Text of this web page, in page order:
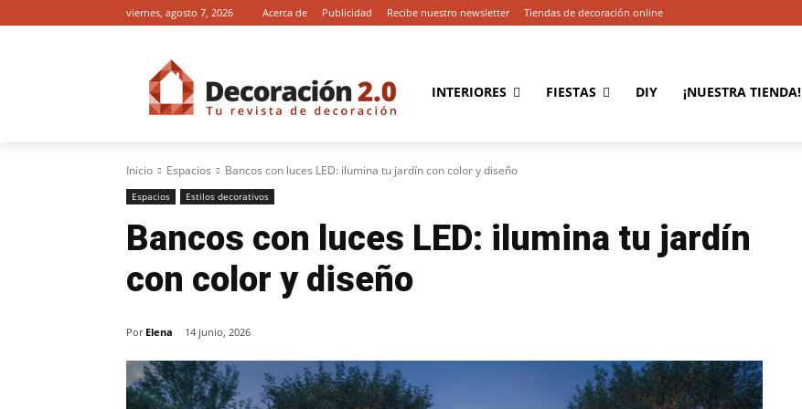
viernes, agosto 7, 2026 Acerca de Publicidad Recibe nuestro newsletter Tiendas de decoración online
INTERIORES FIESTAS DIY ¡NUESTRA TIENDA!
Inicio Espacios Bancos con luces LED: ilumina tu jardín con color y diseño
Espacios Estilos decorativos
Bancos con luces LED: ilumina tu jardín
con color y diseño
Por Elena 14 junio, 2026